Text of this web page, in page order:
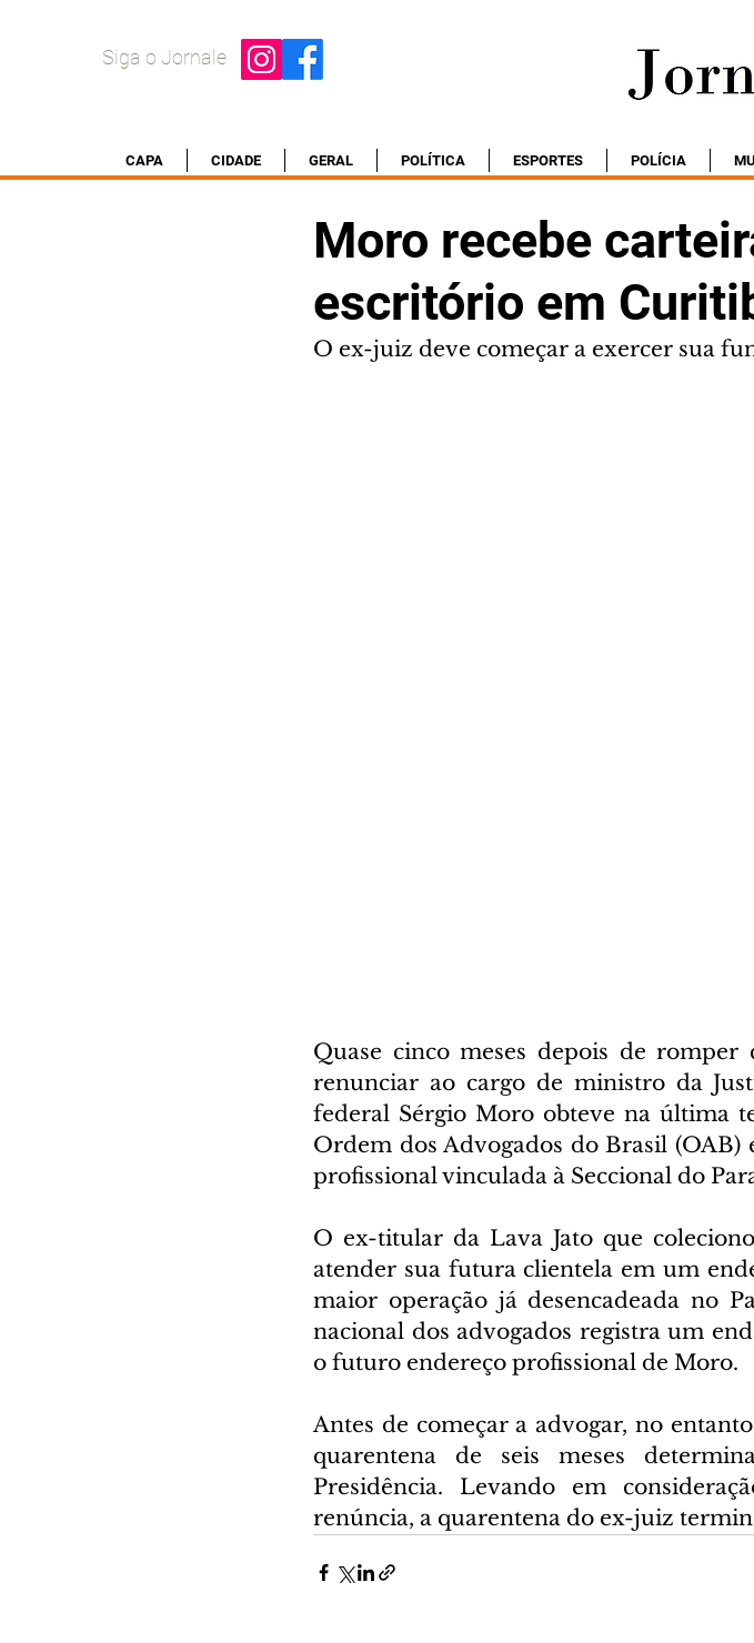
Siga o Jornale
CAPA CIDADE GERAL POLÍTICA ESPORTES POLÍCIA
Moro recebe
escritório em
O ex-juiz deve começar a exercer sua
Quase cinco meses depois de
renunciar ao cargo de ministro da
federal Sérgio Moro obteve na última
Ordem dos Advogados do Brasil
profissional vinculada à Seccional do
O ex-titular da Lava Jato que
atender sua futura clientela em um
maior operação já desencadeada no
nacional dos advogados registra um
o futuro endereço profissional de Moro.
Antes de começar a advogar, no
quarentena de seis meses
Presidência. Levando em
renúncia, a quarentena do ex-juiz